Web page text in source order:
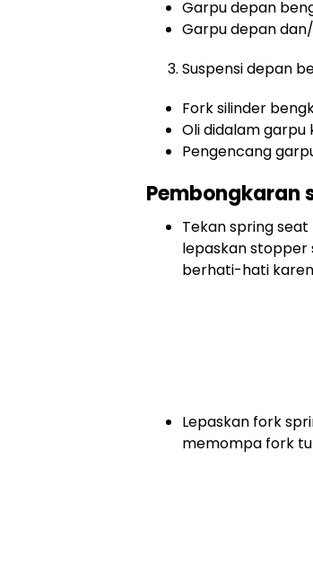
Garpu depan
Garpu depan
Suspensi depan
Fork silinder
Oli didalam garpu
Pengencang
Pembongkaran
Tekan spring
lepaskan stopper
berhati-hati
Lepaskan fork
memompa fork